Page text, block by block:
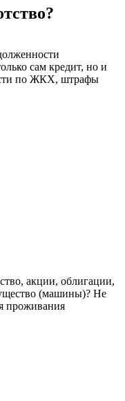
сам кредит, но и
по ЖКХ, штрафы
акции, облигации,
(машины)? Не
проживания